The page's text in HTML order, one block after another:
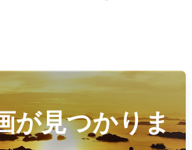
が見つかりま